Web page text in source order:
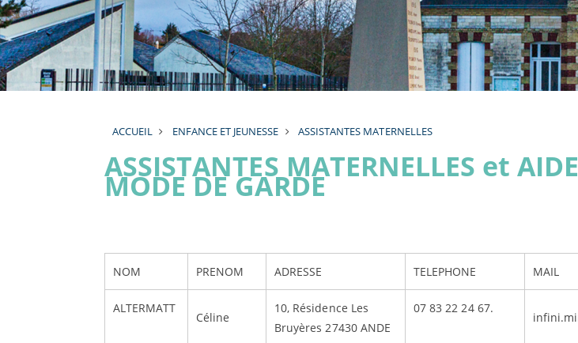
ACCUEIL ENFANCE ET JEUNESSE ASSISTANTES MATERNELLES
ASSISTANTES MATERNELLES et
MODE DE GARDE
NOM PRENOM ADRESSE TELEPHONE MAIL
ALTERMATT
Céline
10, Résidence Les
Bruyères 27430 ANDE
07 83 22 24 67.